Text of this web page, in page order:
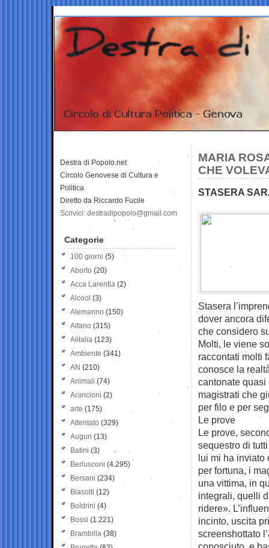
MARIA
CHE
STASERA
Stasera
dover ancora
che considero
Molti, le viene
raccontati molti
conosce la
cantonate quasi
magistrati che
per filo e per
Le prove
Le prove,
sequestro di
lui mi ha inviato
per fortuna, i
una vittima, in
integrali, quelli
ridere».
incinto, uscita
screenshottato
Destra di Popolo.net
Circolo Genovese di Cultura e
Politica
Diretto da Riccardo Fucile
Scrivici: destradipopolo@gmail.com
Categorie
100 giorni (5)
Aborto (20)
Acca Larentia (2)
Alcool (3)
Alemanno (150)
Alfano (315)
Alitalia (123)
Ambiente (341)
AN (210)
Animali (74)
Arancioni (2)
arte (175)
Attentato (329)
Auguri (13)
Batini (3)
Berlusconi (4.295)
Bersani (234)
Biasotti (12)
Boldrini (4)
Bossi (1.221)
Brambilla (38)